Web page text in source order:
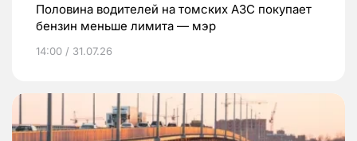
Половина водителей на томских АЗС покупает
бензин меньше лимита — мэр
14:00 / 31.07.26